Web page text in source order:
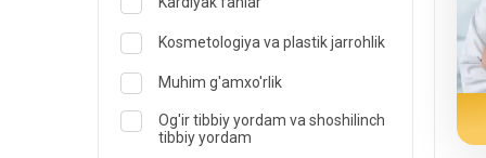
Kosmetologiya va plastik jarrohlik
Muhim g'amxo'rlik
Og'ir tibbiy yordam va shoshilinch
tibbiy yordam